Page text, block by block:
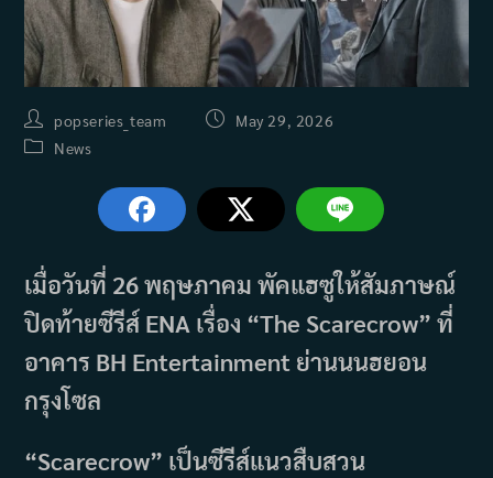
Post
author:
popseries_team
PostMay 29, 2026
PostNews
เมื่อวันที่ 26 พฤษภาคม พัคแฮซูให้สัมภาษณ์
ปิดท้ายซีรีส์ ENA เรื่อง “The Scarecrow” ที่
อาคาร BH Entertainment ย่านนนฮยอน
กรุงโซล
“Scarecrow” เป็นซีรีส์แนวสืบสวน